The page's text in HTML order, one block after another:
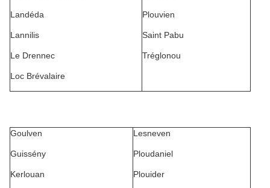
Landéda
Lannilis
Le Drennec
Loc Brévalaire
Plouvien
Saint Pabu
Tréglonou
Goulven
Guissény
Kerlouan
Lesneven
Ploudaniel
Plouider